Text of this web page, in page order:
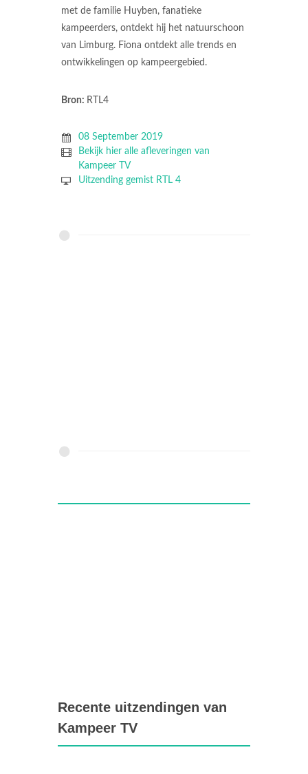
met de familie Huyben, fanatieke
kampeerders, ontdekt hij het natuurschoon
van Limburg. Fiona ontdekt alle trends en
ontwikkelingen op kampeergebied.
Bron: RTL4
08 September 2019
Bekijk hier alle afleveringen van
Kampeer TV
Uitzending gemist RTL 4
Recente uitzendingen van
Kampeer TV